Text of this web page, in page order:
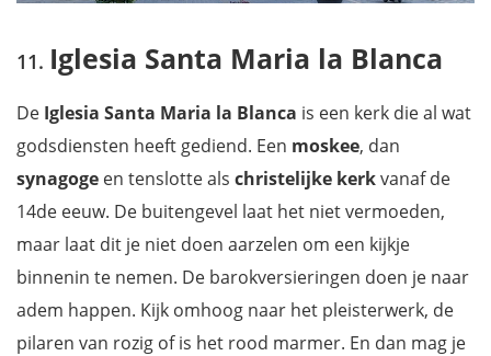
Iglesia Santa Maria la Blanca
De Iglesia Santa Maria la Blanca is een kerk die al wat
godsdiensten heeft gediend. Een moskee, dan
synagoge en tenslotte als christelijke kerkvanaf de
14de eeuw. De buitengevel laat het niet vermoeden,
maar laat dit je niet doen aarzelen om een kijkje
binnenin te nemen. De barokversieringen doen je naar
adem happen. Kijk omhoog naar het pleisterwerk, de
pilaren van rozig of is het rood marmer. En dan mag je